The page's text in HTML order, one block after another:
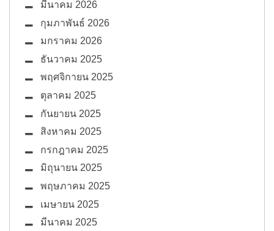
มีนาคม 2026
กุมภาพันธ์ 2026
มกราคม 2026
ธันวาคม 2025
พฤศจิกายน 2025
ตุลาคม 2025
กันยายน 2025
สิงหาคม 2025
กรกฎาคม 2025
มิถุนายน 2025
พฤษภาคม 2025
เมษายน 2025
มีนาคม 2025